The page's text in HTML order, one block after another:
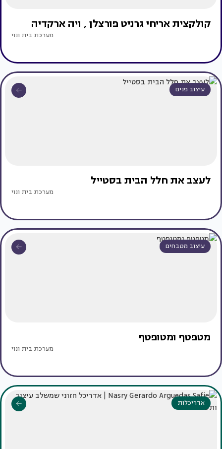
קולקצית אריחי גרניט פורצלן , ויה ארקדיה
מערכת בית ונוי
עיצוב פנים
לעצב את חלל הבית בסטייל
מערכת בית ונוי
עיצוב מטבחים
מטפטף ומטופטף
מערכת בית ונוי
אדריכלות